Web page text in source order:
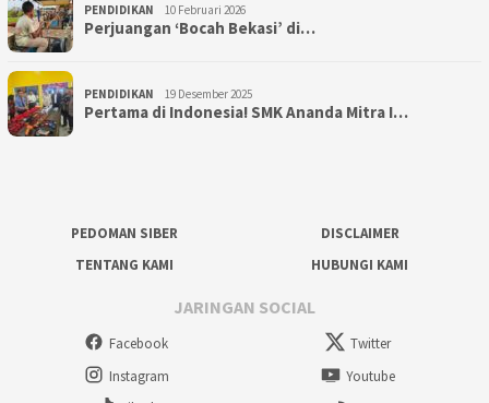
PENDIDIKAN 10 Februari 2026
Perjuangan ‘Bocah Bekasi’ di…
PENDIDIKAN 19 Desember 2025
Pertama di Indonesia! SMK Ananda Mitra I…
PEDOMAN SIBER
DISCLAIMER
TENTANG KAMI
HUBUNGI KAMI
JARINGAN SOCIAL
Facebook
Twitter
Instagram
Youtube